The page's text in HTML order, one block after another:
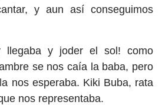
y aun así conseguimos
llegaba y joder el sol! como
se nos caía la baba, pero
nos esperaba. Kiki Buba, rata
nos representaba.